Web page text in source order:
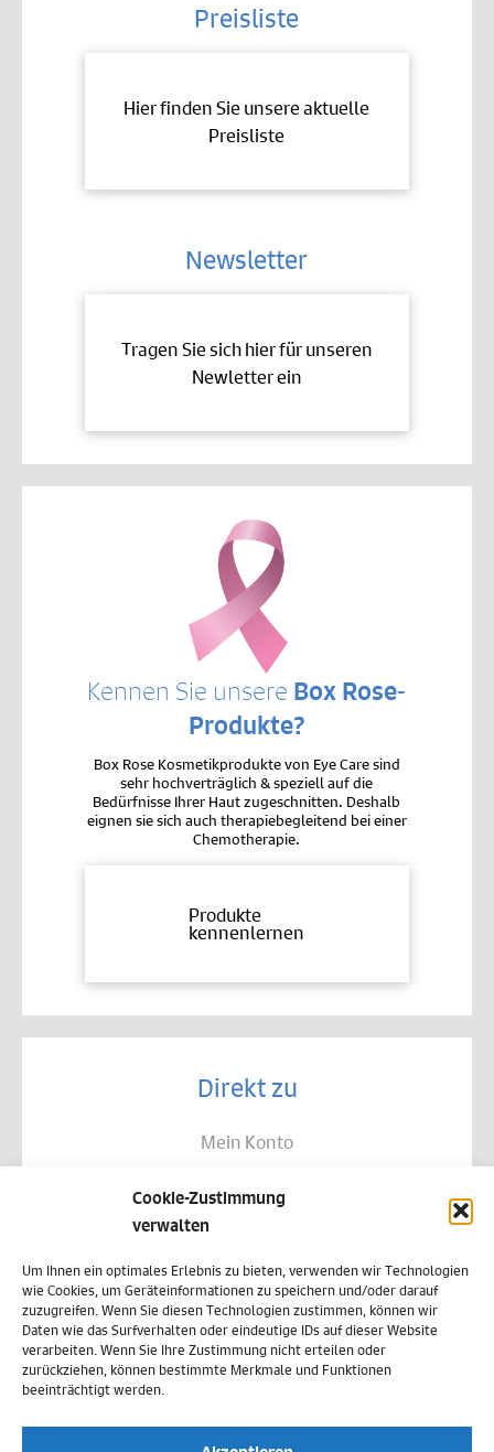
Cookie-Zustimmung
verwalten
Um Ihnen ein optimales Erlebnis zu bieten, verwenden wir Technologien
wie Cookies, um Geräteinformationen zu speichern und/oder darauf
zuzugreifen. Wenn Sie diesen Technologien zustimmen, können wir
Daten wie das Surfverhalten oder eindeutige IDs auf dieser Website
verarbeiten. Wenn Sie Ihre Zustimmung nicht erteilen oder
zurückziehen, können bestimmte Merkmale und Funktionen
beeinträchtigt werden.
Preisliste
Hier finden Sie unsere aktuelle
Preisliste
Newsletter
Tragen Sie sich hier für unseren
Newletter ein
Kennen Sie unsere Box Rose-
Produkte?
Box Rose Kosmetikprodukte von Eye Care sind
sehr hochverträglich & speziell auf die
Bedürfnisse Ihrer Haut zugeschnitten. Deshalb
eignen sie sich auch therapiebegleitend bei einer
Chemotherapie.
Produkte
kennenlernen
Direkt zu
Mein Konto
Allgemeine Geschäftsbedingungen
Datenschutz
Widerruf
Zahlungsweisen
Versand & Lieferung